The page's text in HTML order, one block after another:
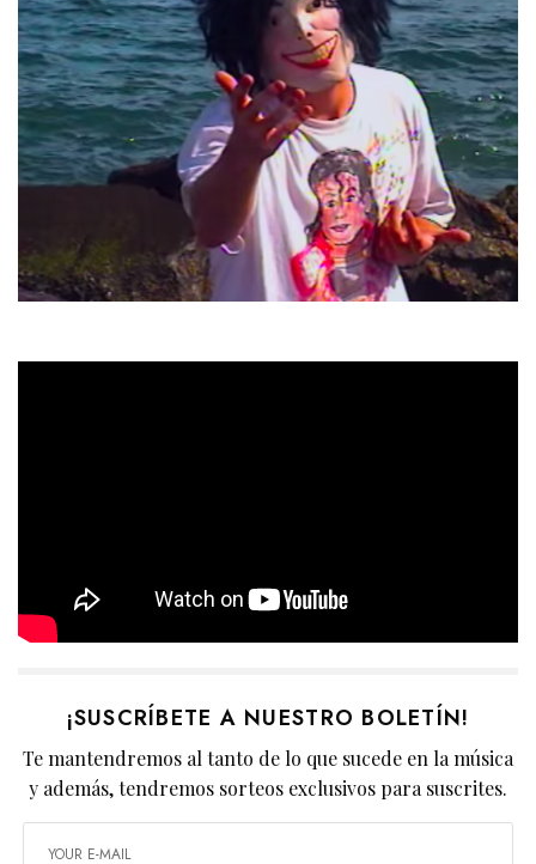
¡SUSCRÍBETE A NUESTRO BOLETÍN!
Te mantendremos al tanto de lo que sucede en la música
y además, tendremos sorteos exclusivos para suscrites.